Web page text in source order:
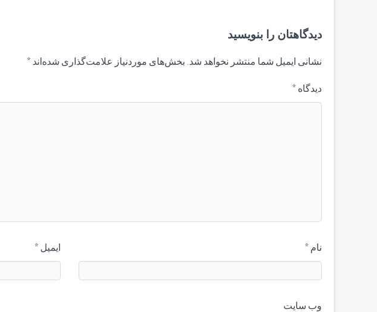
دیدگاهتان را بنویسید
نشانی ایمیل شما منتشر نخواهد شد. بخش‌های موردنیاز علامت‌گذاری شده‌اند *
دیدگاه *
نام * ایمیل *
وب‌ سایت